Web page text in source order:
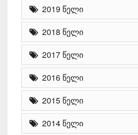
2019 წელი
2018 წელი
2017 წელი
2016 წელი
2015 წელი
2014 წელი